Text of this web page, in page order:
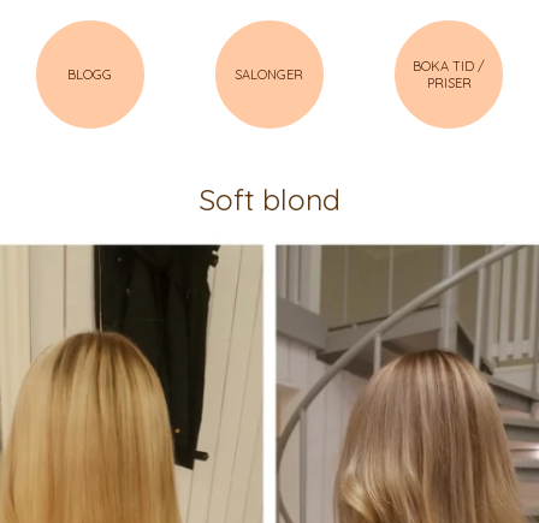
BLOGG SALONGER
BOKA TID /
PRISER
Soft blond